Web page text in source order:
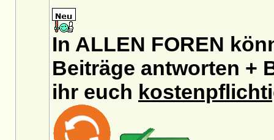
In ALLEN FOREN
Beiträge antworten +
ihr euch